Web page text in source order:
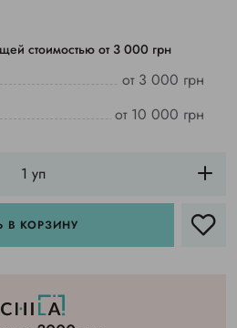
стоимостью от 3 000 грн
от 3 000 грн
от 10 000 грн
В КОРЗИНУ